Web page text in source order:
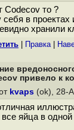
Codecov то ?
в проектах
хранили
Правка|
привело к
kvaps (ok), 28-
яйца в одной